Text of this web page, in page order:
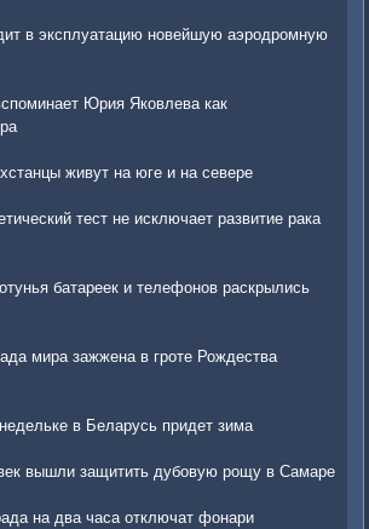
в эксплуатацию новейшую аэродромную
Юрия Яковлева как
живут на юге и на севере
тест не исключает развитие рака
батареек и телефонов раскрылись
мира зажжена в гроте Рождества
в Беларусь придет зима
вышли защитить дубовую рощу в Самаре
на два часа отключат фонари